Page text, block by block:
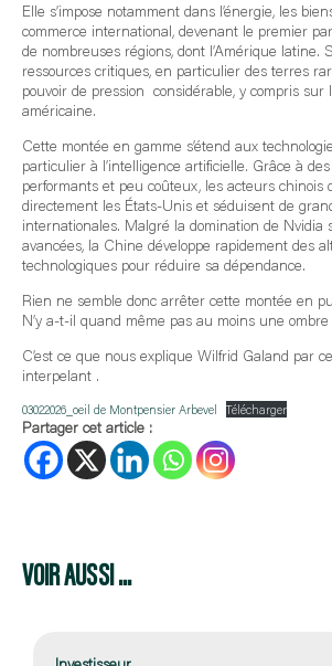
Elle s’impose notamment dans l’énergie, les
commerce international, devenant le premier
de nombreuses régions, dont l’Amérique latine.
ressources critiques, en particulier des terres
pouvoir de pression considérable, y compris sur
américaine.
Cette montée en gamme s’étend aux
particulier à l’intelligence artificielle. Grâce à
performants et peu coûteux, les acteurs chinois
directement les États-Unis et séduisent de
internationales. Malgré la domination de Nvidia
avancées, la Chine développe rapidement des
technologiques pour réduire sa dépendance.
Rien ne semble donc arrêter cette montée en
N’y a-t-il quand même pas au moins une
C’est ce que nous explique Wilfrid Galand par
interpelant .
03022026_oeil de Montpensier Arbevel Télécharger
Partager cet article :
VOIR AUSSI ...